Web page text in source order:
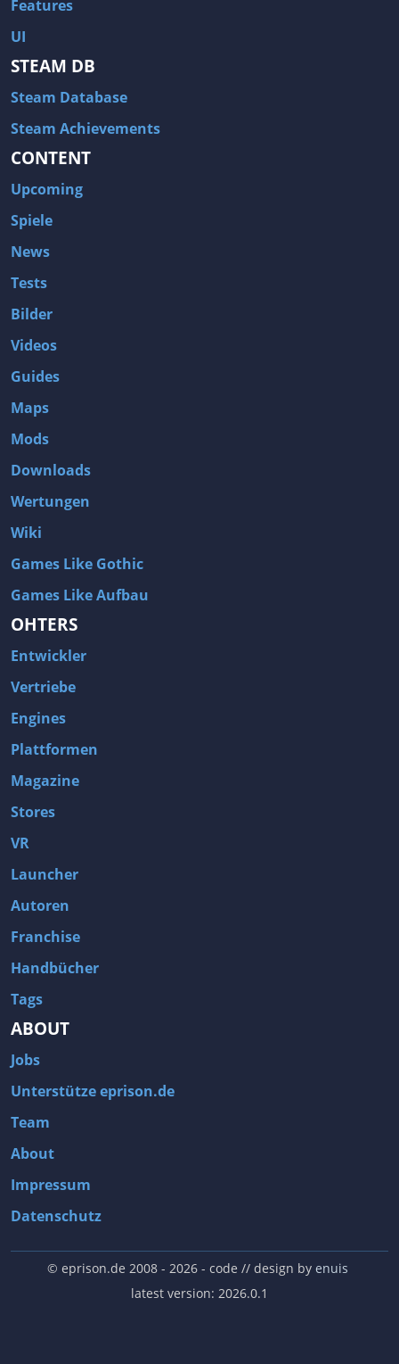
Features
UI
STEAM DB
Steam Database
Steam Achievements
CONTENT
Upcoming
Spiele
News
Tests
Bilder
Videos
Guides
Maps
Mods
Downloads
Wertungen
Wiki
Games Like Gothic
Games Like Aufbau
OHTERS
Entwickler
Vertriebe
Engines
Plattformen
Magazine
Stores
VR
Launcher
Autoren
Franchise
Handbücher
Tags
ABOUT
Jobs
Unterstütze eprison.de
Team
About
Impressum
Datenschutz
© eprison.de 2008 - 2026- code // design by enuis
latest version: 2026.0.1